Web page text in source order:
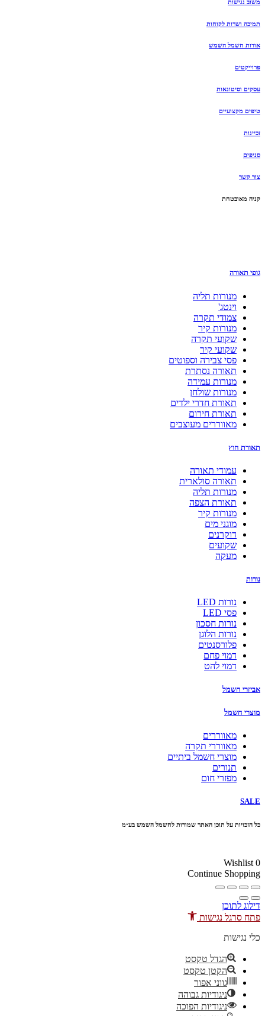
משוב נגישות
תמיכה ושרות לקוחות
אודות חשמל השמש
פרוייקטים
עסקים וסיטונאות
טיפים מקצועיים
זכיינות
סניפים
צור קשר
קניה מאובטחת
גופי תאורה
מנורות תליה
וינטג'
צמודי תקרה
מנורות קיר
שקועי תקרה
שקועי קיר
פסי צבירה וספוטים
תאורה נסתרת
מנורות עמידה
מנורות שולחן
תאורת חדרי ילדים
תאורת חירום
מאווררים מעוצבים
תאורת חוץ
עמודי תאורה
תאורה סולארית
מנורות תליה
תאורת הצפה
מנורות קיר
מוגני מים
דוקרנים
שקועים
מעקה
נורות
נורות LED
פסי LED
נורות חסכון
נורות הלוגן
פלורסנטים
דמוי פחם
דמוי להט
אביזרי חשמל
מוצרי חשמל
מאווררים
מאווררי תקרה
מוצרי חשמל ביתיים
תנורים
מפזרי חום
SALE
כל הזכויות על תוכן האתר שמורות לחשמל השמש בע״מ
Wishlist 0
Continue Shopping
דילוג לתוכן
פתח סרגל נגישות
כלי נגישות
הגדל טקסט
הקטן טקסט
גווני אפור
ניגודיות גבוהה
ניגודיות הפוכה